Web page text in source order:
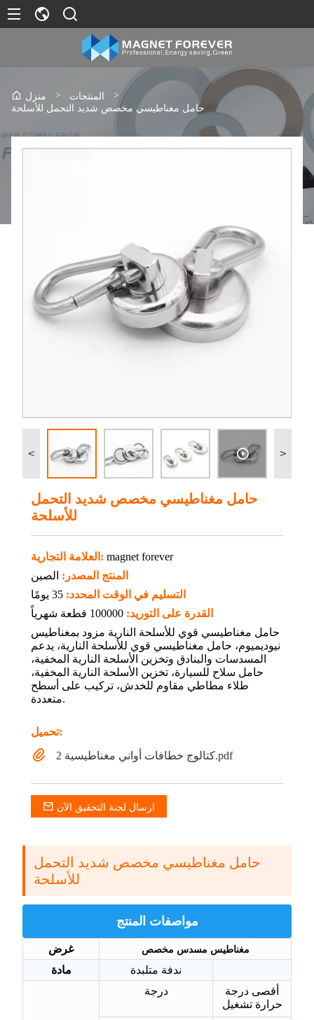
منزل > المنتجات
>
حامل مغناطيسي مخصص شديد التحمل للأسلحة
< >
حامل مغناطيسي مخصص شديد التحمل
للأسلحة
العلامة التجارية: magnet forever
المنتج المصدر: الصين
التسليم في الوقت المحدد: 35 يومًا
القدرة على التوريد: 100000 قطعة شهرياً
حامل مغناطيسي قوي للأسلحة النارية مزود بمغناطيس
نيوديميوم، حامل مغناطيسي قوي للأسلحة النارية، يدعم
المسدسات والبنادق وتخزين الأسلحة النارية المخفية،
حامل سلاح للسيارة، تخزين الأسلحة النارية المخفية،
طلاء مطاطي مقاوم للخدش، تركيب على أسطح
متعددة.
تحميل:
كتالوج خطافات أواني مغناطيسية 2.pdf
ارسال لجنة التحقيق الآن
حامل مغناطيسي مخصص شديد التحمل
للأسلحة
مواصفات المنتج
غرض مغناطيس مسدس مخصص
مادة ندفة متلبدة
درجة
أقصى درجة
حرارة تشغيل